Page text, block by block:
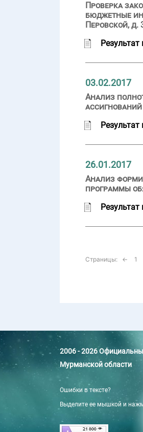
Проверка
бюджетные
Перовской, д.
Результат
03.02.2017
Анализ
Результат
26.01.2017
Анализ
программы
Результат
Страницы: ← 1
2006 - 2026
Мурманской области
Ошибки в тексте?
Выделите ее мышкой и